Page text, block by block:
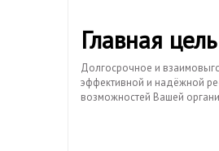
Главная цель
Долгосрочное и
эффективной и надёжной
возможностей Вашей